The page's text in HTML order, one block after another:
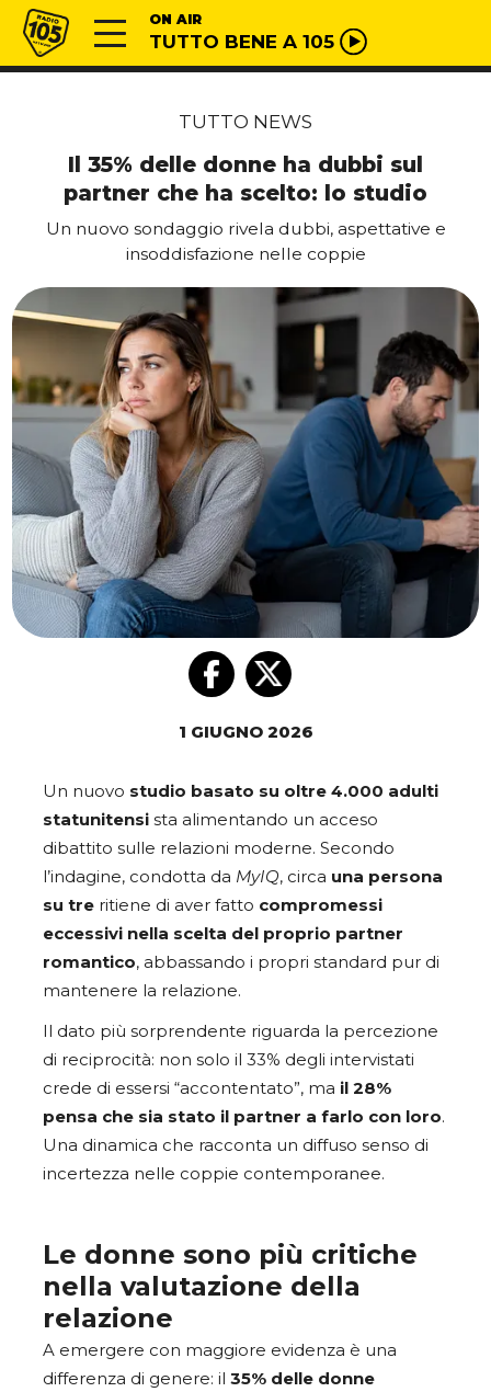
Vai al contenuto
Radio 105 ON AIR
TUTTO BENE A 105
TUTTO NEWS
Il 35% delle donne ha dubbi sul
partner che ha scelto: lo studio
Un nuovo sondaggio rivela dubbi, aspettative e
insoddisfazione nelle coppie
1 GIUGNO 2026
Un nuovo studio basato su oltre 4.000 adulti
statunitensi sta alimentando un acceso
dibattito sulle relazioni moderne. Secondo
l’indagine, condotta da MyIQ, circa una persona
su tre ritiene di aver fatto compromessi
eccessivi nella scelta del proprio partner
romantico, abbassando i propri standard pur di
mantenere la relazione.
Il dato più sorprendente riguarda la percezione
di reciprocità: non solo il 33% degli intervistati
crede di essersi “accontentato”, ma il 28%
pensa che sia stato il partner a farlo con loro.
Una dinamica che racconta un diffuso senso di
incertezza nelle coppie contemporanee.
Le donne sono più critiche
nella valutazione della
relazione
A emergere con maggiore evidenza è una
differenza di genere: il 35% delle donne